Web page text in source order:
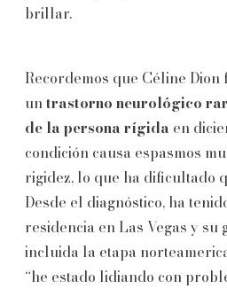
brillar.
Recordemos que Céline Dion
untrastorno neurológico
de la persona rígida en
condición causa espasmos
rigidez, lo que ha dificultado
Desde el diagnóstico, ha
residencia en Las Vegas y
incluida la etapa
“he estado lidiando con